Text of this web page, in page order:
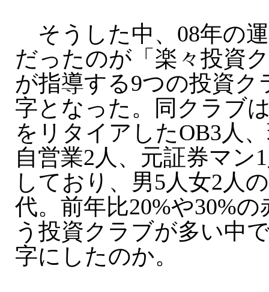
そうした中、08年の
だったのが「楽々投資
が指導する9つの投資ク
字となった。同クラブ
をリタイアしたOB3人
自営業2人、元証券マン
しており、男5人女2人
代。前年比20%や30%
う投資クラブが多い中
字にしたのか。